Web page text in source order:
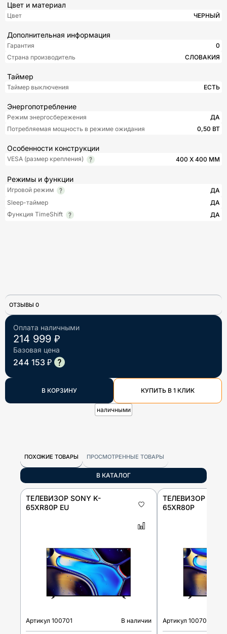
Оплата наличными
214 999 ₽
Базовая цена
244 153 ₽
В КОРЗИНУ КУПИТЬ В 1 КЛИК
наличными
Цвет и материал
Цвет ЧЕРНЫЙ
Дополнительная информация
Гарантия
0
Страна производитель
СЛОВАКИЯ
Таймер
Таймер выключения ЕСТЬ
Энергопотребление
Режим энергосбережения
ДА
Потребляемая мощность в режиме ожидания
0,50 ВТ
Особенности конструкции
VESA (размер крепления) 400 X 400 ММ
Режимы и функции
Игровой режим
ДА
Sleep-таймер
ДА
Функция TimeShift
ДА
ОТЗЫВЫ 0
ПОХОЖИЕ ТОВАРЫ ПРОСМОТРЕННЫЕ ТОВАРЫ
В КАТАЛОГ
ТЕЛЕВИЗОР SONY K-
65XR80P EU
Артикул 100701 В наличии
ТЕЛЕВИЗОР
65XR80P
Артикул 100700